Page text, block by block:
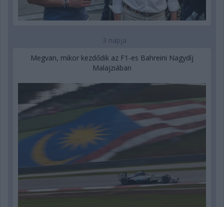
3 napja
Megvan, mikor kezdődik az F1-es Bahreini Nagydíj
Malajziában